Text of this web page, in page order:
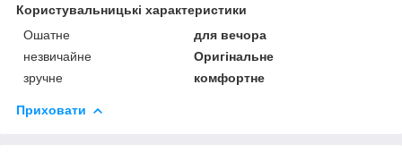
Користувальницькі характеристики
Ошатне
для вечора
незвичайне
Оригінальне
зручне
комфортне
Приховати